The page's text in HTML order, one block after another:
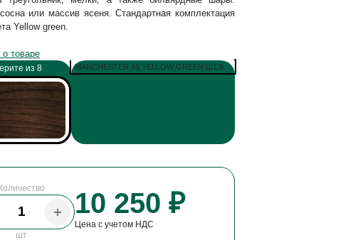
10 250 ₽
Цена с учетом НДС
Количество
шт
из 8 MANCHESTER 45 YELLOW GREEN Ш1,98М
или массив ясеня. Стандартная комплектация
Yellow green.
товаре